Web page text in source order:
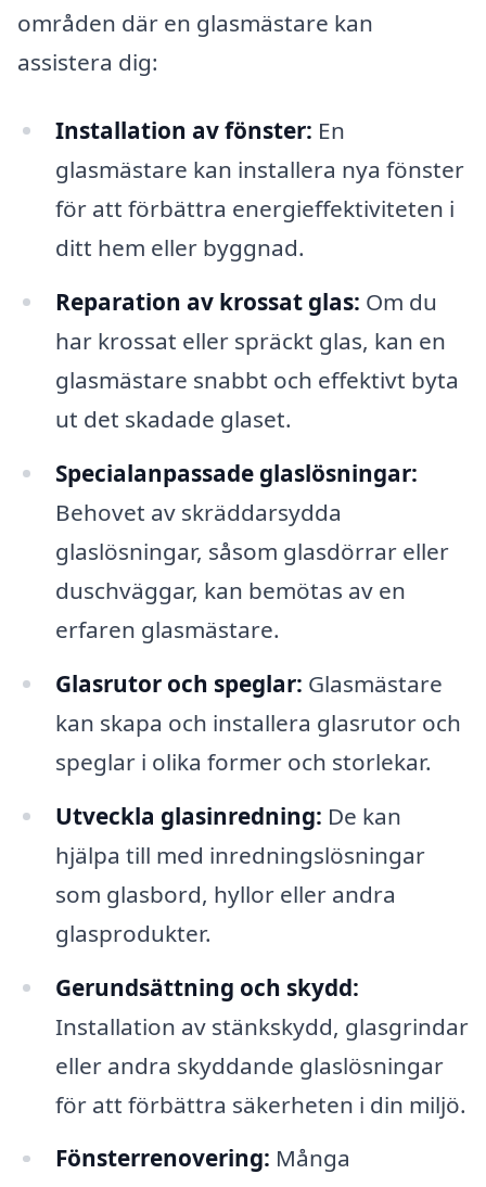
områden där en glasmästare kan
assistera dig:
Installation av fönster: En
glasmästare kan installera nya fönster
för att förbättra energieffektiviteten i
ditt hem eller byggnad.
Reparation av krossat glas: Om du
har krossat eller spräckt glas, kan en
glasmästare snabbt och effektivt byta
ut det skadade glaset.
Specialanpassade glaslösningar:
Behovet av skräddarsydda
glaslösningar, såsom glasdörrar eller
duschväggar, kan bemötas av en
erfaren glasmästare.
Glasrutor och speglar: Glasmästare
kan skapa och installera glasrutor och
speglar i olika former och storlekar.
Utveckla glasinredning: De kan
hjälpa till med inredningslösningar
som glasbord, hyllor eller andra
glasprodukter.
Gerundsättning och skydd:
Installation av stänkskydd, glasgrindar
eller andra skyddande glaslösningar
för att förbättra säkerheten i din miljö.
Fönsterrenovering: Många